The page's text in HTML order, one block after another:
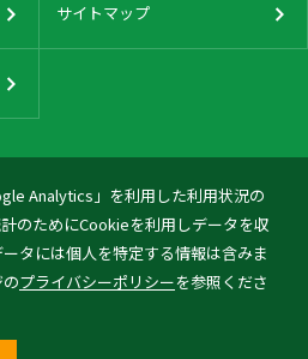
Analytics」を利用した利用状況の
のためにCookieを利用しデータを収
タには個人を特定する情報は含みま
プライバシーポリシーを参照くださ
サイトマップ